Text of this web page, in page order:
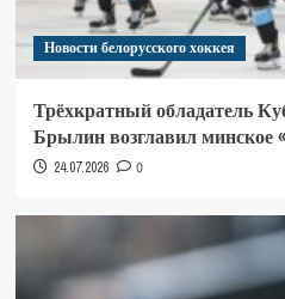
Новости белорусского хоккея
Трёхкратный обладатель
Брылин возглавил минское
24.07.2026 0